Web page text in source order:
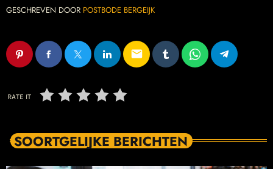
GESCHREVEN DOOR POSTBODE BERGEIJK
email
RATE IT
SOORTGELIJKE BERICHTEN